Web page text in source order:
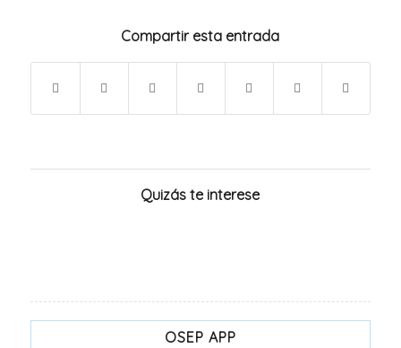
Compartir esta entrada
Quizás te interese
OSEP APP